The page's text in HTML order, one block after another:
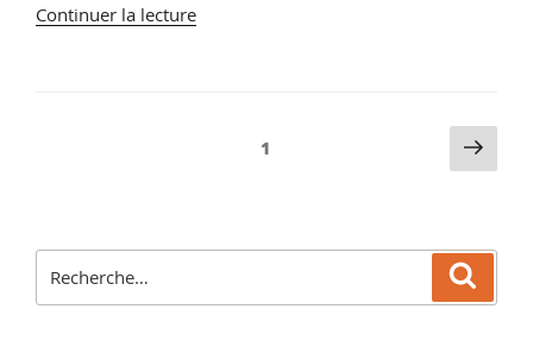
Continuer la lecturede
margelles
de
1 Page
pour